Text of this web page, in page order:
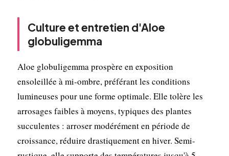
Culture et entretien d'Aloe
globuligemma
Aloe globuligemma prospère en exposition
ensoleillée à mi-ombre, préférant les conditions
lumineuses pour une forme optimale. Elle tolère les
arrosages faibles à moyens, typiques des plantes
succulentes : arroser modérément en période de
croissance, réduire drastiquement en hiver. Semi-